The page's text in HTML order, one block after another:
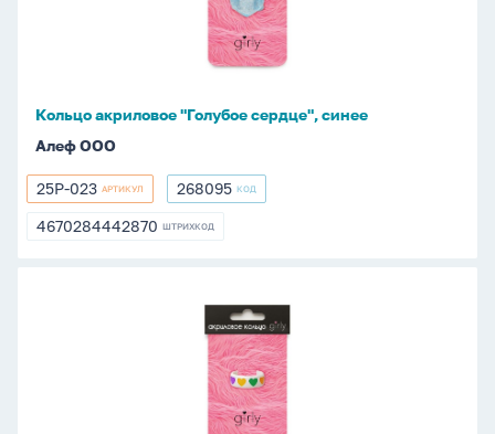
Кольцо акриловое "Голубое сердце", синее
Алеф ООО
25P-
023
25P-023 АРТИКУЛ 268095
268095 КОД
4670284442870
4670284442870 ШТРИХКОД